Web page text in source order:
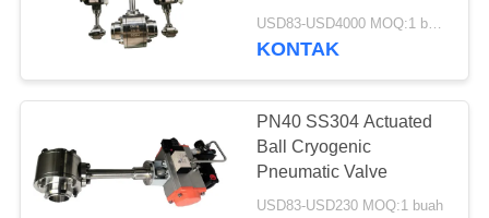
Katup Mati
Kriogenik
39
USD83-USD4000 MOQ:1 buah
KONTAK
PN40 SS304 Actuated
Ball Cryogenic
Pneumatic Valve
USD83-USD230 MOQ:1 buah